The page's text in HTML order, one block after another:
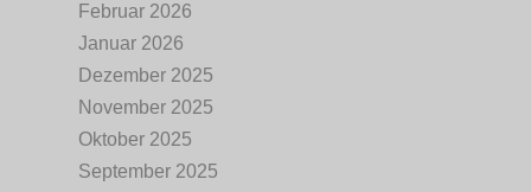
Februar 2026
Januar 2026
Dezember 2025
November 2025
Oktober 2025
September 2025